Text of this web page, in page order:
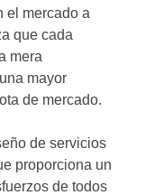
el mercado a
que cada
mera
mayor
de mercado.
de servicios
proporciona un
de todos